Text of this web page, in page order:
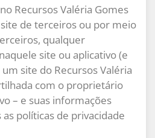
Recursos Valéria Gomes
de terceiros ou por meio
qualquer
site ou aplicativo (e
site do Recursos Valéria
com o proprietário
– e suas informações
políticas de privacidade